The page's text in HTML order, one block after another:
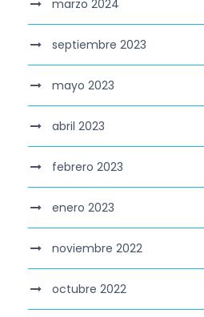
marzo 2024
septiembre 2023
mayo 2023
abril 2023
febrero 2023
enero 2023
noviembre 2022
octubre 2022